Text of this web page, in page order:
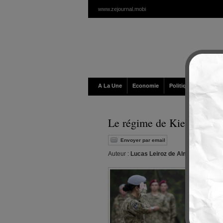
www.zejournal.mobi
A La Une Economie Politique /
Le régime de Kiev rend
Envoyer par email
Auteur : Lucas Leiroz de Almeida